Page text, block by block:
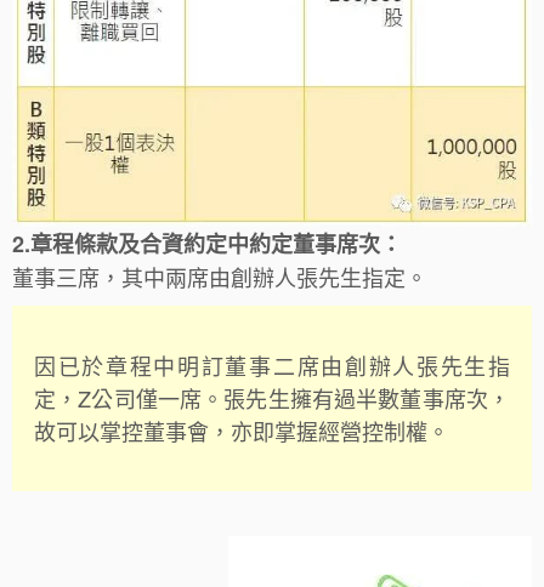
2.章程條款及合資約定中約定董事席次：
董事三席，其中兩席由創辦人張先生指定。
因已於章程中明訂董事二席由創辦人張先生指
定，Z公司僅一席。張先生擁有過半數董事席次，
故可以掌控董事會，亦即掌握經營控制權。